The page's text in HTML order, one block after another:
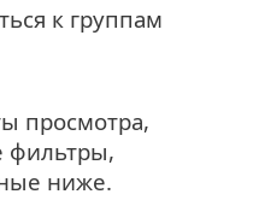
к группам
просмотра,
фильтры,
ниже.